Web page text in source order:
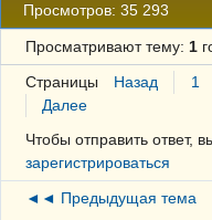
Просмотров: 35 293
Просматривают тему: 1
Страницы Назад 1
Далее
Чтобы отправить ответ,
зарегистрироваться
◄◄ Предыдущая тема